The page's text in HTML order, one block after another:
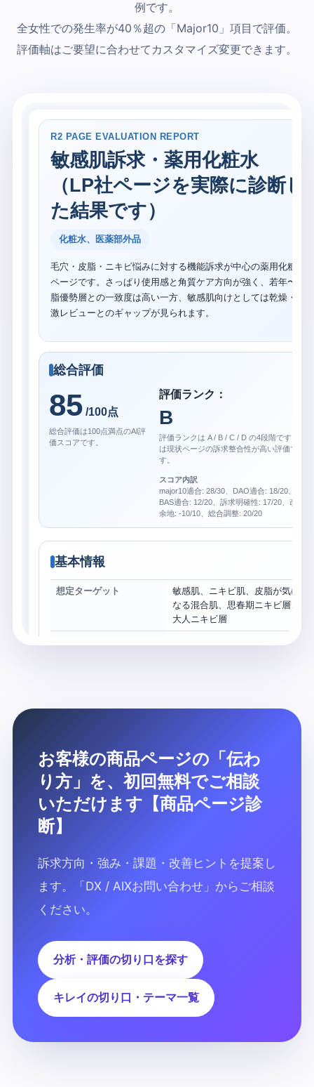
例です。
全女性での発生率が40％超の「Major10」項目で評価。
評価軸はご要望に合わせてカスタマイズ変更できます。
お客様の商品ページの「伝わ
り方」を、初回無料でご相談
いただけます【商品ページ診
断】
訴求方向・強み・課題・改善ヒントを提案し
ます。「DX / AIXお問い合わせ」からご相談
ください。
分析・評価の切り口を探す
キレイの切り口・テーマ一覧